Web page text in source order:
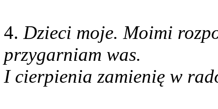
4. Dzieci moje. Moimi
przygarniam was.
I cierpienia zamienię w